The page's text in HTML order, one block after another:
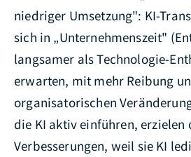
niedriger Umsetzung": KI-
sich in „Unternehmenszeit"
langsamer als Technologie-
erwarten, mit mehr Reibung
organisatorischen
die KI aktiv einführen,
Verbesserungen, weil sie KI